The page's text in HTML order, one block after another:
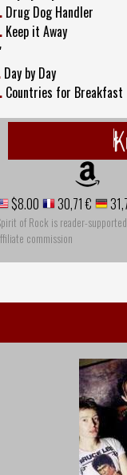
Drug Dog Handler
Keep it Away
Day by Day
Countries for Breakfast
$8.00 30,71 €
of Rock is reader-
commission